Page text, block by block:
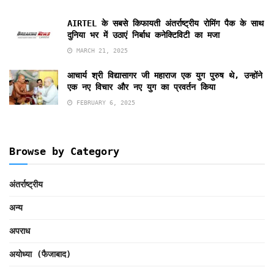
AIRTEL के सबसे किफायती अंतर्राष्ट्रीय रोमिंग पैक के साथ
दुनिया भर में उठाएं निर्बाध कनेक्टिविटी का मजा
MARCH 21, 2025
आचार्य श्री विद्यासागर जी महाराज एक युग पुरुष थे, उन्होंने
एक नए विचार और नए युग का प्रवर्तन किया
FEBRUARY 6, 2025
Browse by Category
अंतर्राष्ट्रीय
अन्य
अपराध
अयोध्या (फैजाबाद)